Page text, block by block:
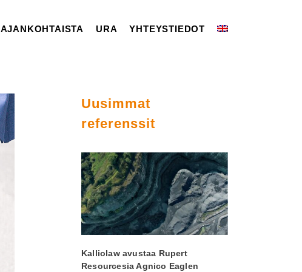
AJANKOHTAISTA URA YHTEYSTIEDOT
Uusimmat
referenssit
Kalliolaw avustaa Rupert
Resourcesia Agnico Eaglen